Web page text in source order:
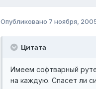
Опубликовано 7 ноября,
Цитата
Имеем софтварный
на каждую. Спасет ли